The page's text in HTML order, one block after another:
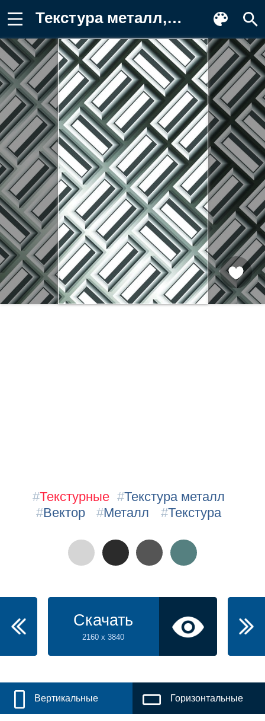
Текстура металл, Вектор, Металл, Заставка на телефон
#Текстурные #Текстура металл
#Вектор #Металл #Текстура
Скачать
2160 x 3840
Вертикальные Горизонтальные